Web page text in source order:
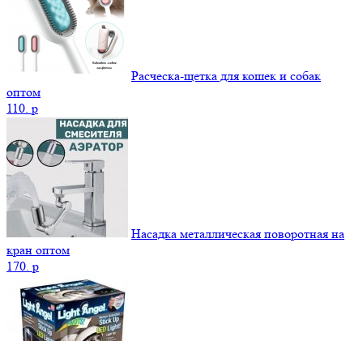
Расческа-щетка для кошек и собак
оптом
110. p
Насадка металлическая поворотная на
кран оптом
170. p